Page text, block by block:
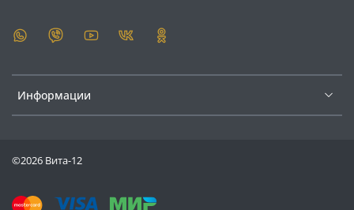
Информации
©2026 Вита-12